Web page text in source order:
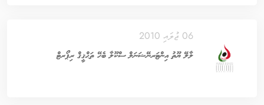
06 ޖުލައި 2010
ލާލޭ ޔޫތު އިންޓަރނޭޝަނަލް ސްކޫލާ ބެހޭ ތަޙްޤީޤް ރިޕޯރޓް